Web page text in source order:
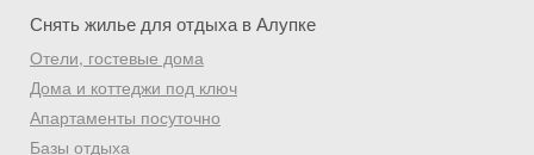
Снять жилье для отдыха в Алупке
Отели, гостевые дома
Дома и коттеджи под ключ
Апартаменты посуточно
Базы отдыха